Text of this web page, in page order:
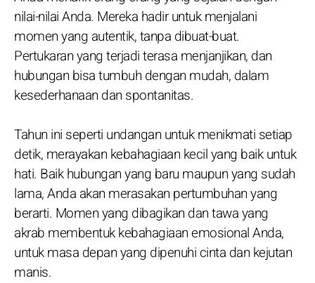
nilai-nilai Anda. Mereka hadir untuk menjalani
momen yang autentik, tanpa dibuat-buat.
Pertukaran yang terjadi terasa menjanjikan, dan
hubungan bisa tumbuh dengan mudah, dalam
kesederhanaan dan spontanitas.
Tahun ini seperti undangan untuk menikmati setiap
detik, merayakan kebahagiaan kecil yang baik untuk
hati. Baik hubungan yang baru maupun yang sudah
lama, Anda akan merasakan pertumbuhan yang
berarti. Momen yang dibagikan dan tawa yang
akrab membentuk kebahagiaan emosional Anda,
untuk masa depan yang dipenuhi cinta dan kejutan
manis.